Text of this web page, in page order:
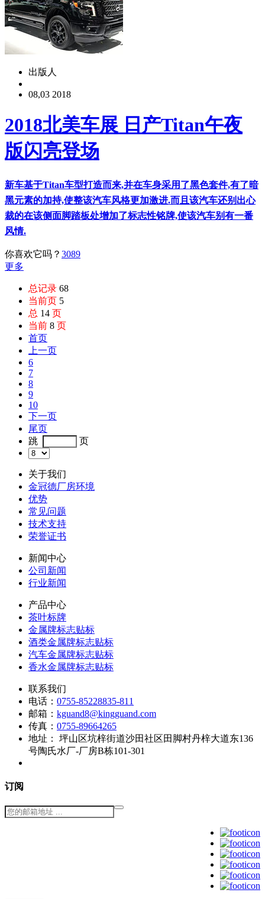
出版人
08,03 2018
2018北美车展 日产Titan午夜
版闪亮登场
新车基于Titan车型打造而来,并在车身采用了黑色套件,有了暗
黑元素的加持,使整该汽车风格更加激进.而且该汽车还别出心
裁的在该侧面脚踏板处增加了标志性铭牌,使该汽车别有一番
风情.
你喜欢它吗？ 3089
更多
总记录 68
当前页 5
总 14 页
当前 8 页
首页
上一页
6
7
8
9
10
下一页
尾页
跳
页
关于我们
金冠德厂房环境
优势
常见问题
技术支持
荣誉证书
新闻中心
公司新闻
行业新闻
产品中心
茶叶标牌
金属牌标志贴标
酒类金属牌标志贴标
汽车金属牌标志贴标
香水金属牌标志贴标
联系我们
电话： 0755-85228835-811
邮箱： kguand8@kingguand.com
传真： 0755-89664265
地址：
坪山区坑梓街道沙田社区田脚村丹梓大道东136
号陶氏水厂-厂房B栋101-301
订阅